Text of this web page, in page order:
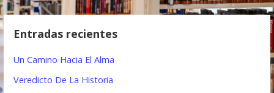
e
a
s
Entradas recientes
Un Camino Hacia El Alma
Veredicto De La Historia